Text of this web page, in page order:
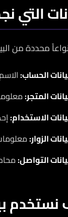
التي
محددة من
الحساب:
المتجر:
الاستخدام:
الزوار:
التواصل: